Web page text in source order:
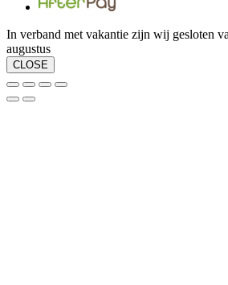
In verband met vakantie zijn wij gesloten
augustus
CLOSE